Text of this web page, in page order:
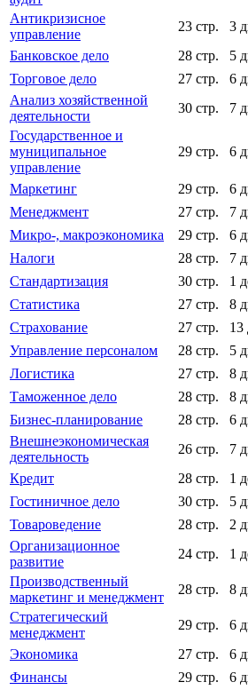
Антикризисное
управление
23 стр. 3
Банковское дело
28 стр. 5
Торговое дело
27 стр. 6
Анализ хозяйственной
деятельности
30 стр. 7
Государственное и
муниципальное
управление
29 стр. 6
Маркетинг 29 стр. 6
Менеджмент
27 стр. 7
Микро-, макроэкономика
29 стр. 6
Налоги
28 стр. 7
Стандартизация
30 стр. 1
Статистика
27 стр. 8
Страхование
27 стр. 13
Управление персоналом
28 стр. 5
Логистика
27 стр. 8
Таможенное дело
28 стр. 8
Бизнес-планирование
28 стр. 6
Внешнеэкономическая
деятельность
26 стр. 7
Кредит
28 стр. 1
Гостиничное дело
30 стр. 5
Товароведение
28 стр. 2
Организационное
развитие
24 стр. 1
Производственный
маркетинг и менеджмент
28 стр. 8
Стратегический
менеджмент
29 стр. 6
Экономика
27 стр. 6
Финансы
29 стр. 6